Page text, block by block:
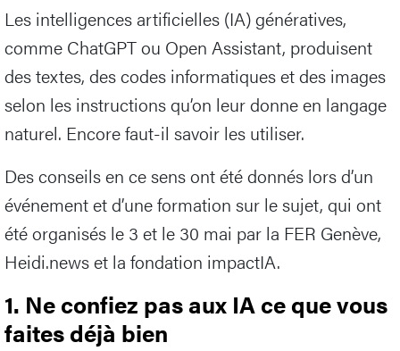
Les intelligences artificielles (IA) génératives,
comme ChatGPT ou Open Assistant, produisent
des textes, des codes informatiques et des images
selon les instructions qu’on leur donne en langage
naturel. Encore faut-il savoir les utiliser.
Des conseils en ce sens ont été donnés lors d’un
événement et d’une formation sur le sujet, qui ont
été organisés le 3 et le 30 mai par la FER Genève,
Heidi.news et la fondation impactIA.
1. Ne confiez pas aux IA ce que vous
faites déjà bien